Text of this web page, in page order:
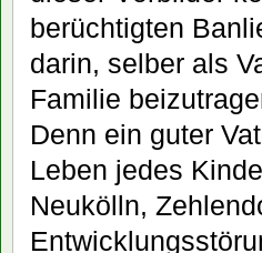
berüchtigten
darin, selber als
Familie
Denn ein guter
Leben jedes
Neukölln,